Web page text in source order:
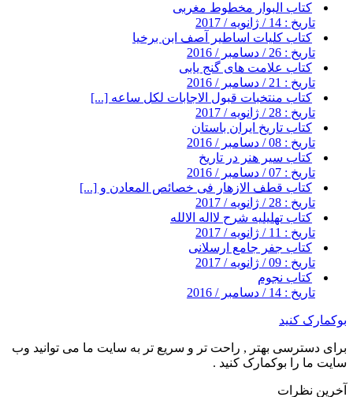
کتاب البوار مخطوط مغربى
تاریخ : 14 / ژانویه / 2017
کتاب کلیات اساطیر آصف ابن برخیا
تاریخ : 26 / دسامبر / 2016
کتاب علامت های گنج یابی
تاریخ : 21 / دسامبر / 2016
کتاب منتخبات قبول الاجابات لکل ساعه [...]
تاریخ : 28 / ژانویه / 2017
کتاب تاریخ ایران باستان
تاریخ : 08 / دسامبر / 2016
کتاب سیر هنر در تاریخ
تاریخ : 07 / دسامبر / 2016
کتاب قطف الازهار فی خصائص المعادن و [...]
تاریخ : 28 / ژانویه / 2017
کتاب تهلیلیه شرح لااله الالله
تاریخ : 11 / ژانویه / 2017
کتاب جفر جامع ارسلانی
تاریخ : 09 / ژانویه / 2017
کتاب نجوم
تاریخ : 14 / دسامبر / 2016
بوکمارک کنید
برای دسترسی بهتر , راحت تر و سریع تر به سایت ما می توانید وب
سایت ما را بوکمارک کنید .
آخرین نظرات